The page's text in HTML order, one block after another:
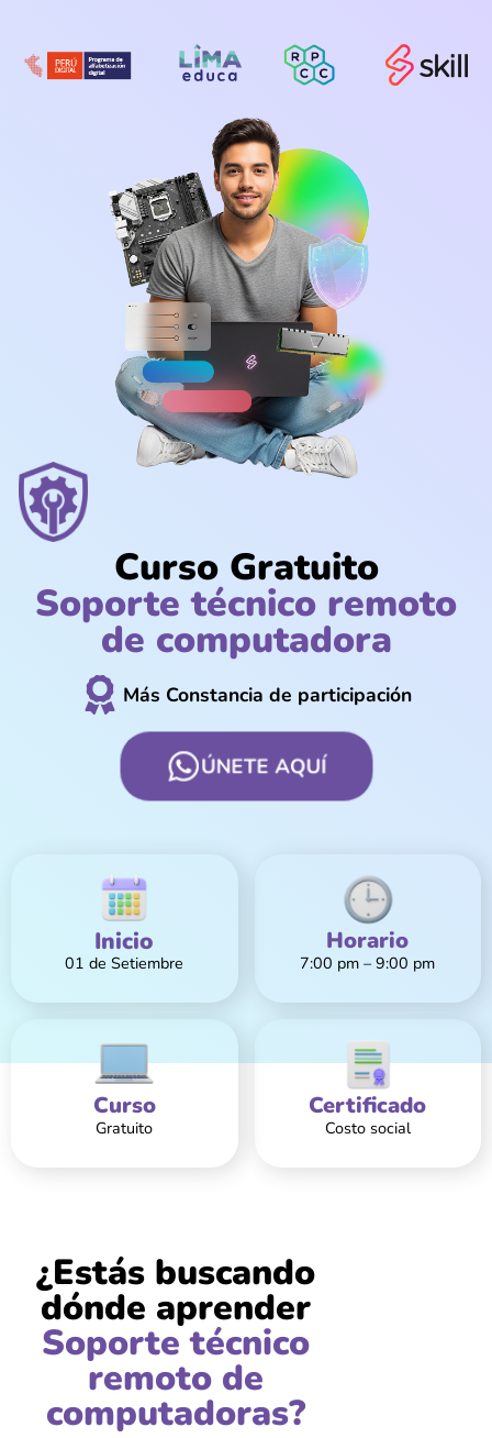
Curso Gratuito
Soporte técnico remoto
de computadora
Más Constancia de participación
ÚNETE AQUÍ
Inicio
01 de Setiembre
Horario
7:00 pm – 9:00 pm
Curso
Gratuito
Certificado
Costo social
¿Estás buscando
dónde aprender
Soporte técnico
remoto de
computadoras?